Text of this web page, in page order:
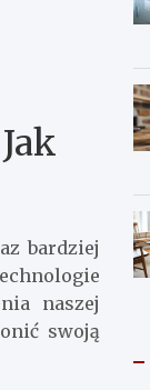
bardziej
naszej
swoją